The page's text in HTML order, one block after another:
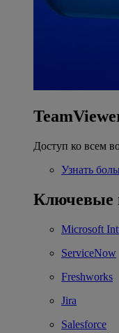
Доступ ко всем
Узнать
Ключевые
Microsoft
ServiceNow
Freshworks
Jira
Salesforce